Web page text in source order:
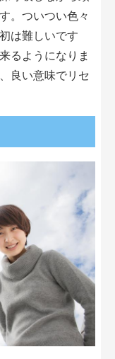
。ついつい色々
は難しいです
るようになりま
良い意味でリセ